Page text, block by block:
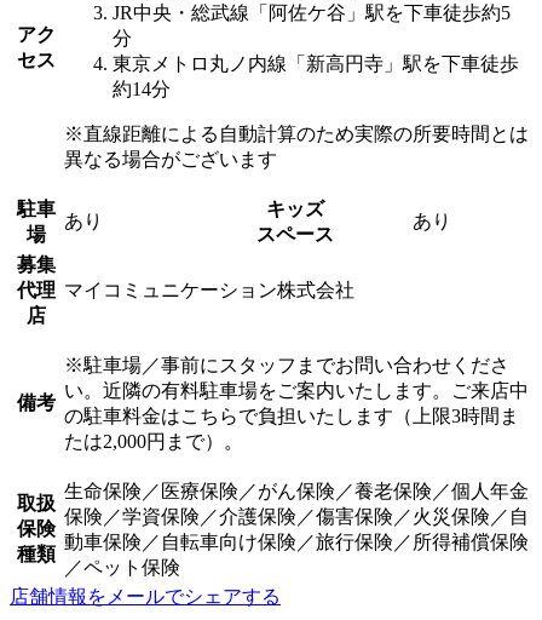
アク
セス
JR中央・総武線「阿佐ケ谷」駅を下車徒歩約5
分
東京メトロ丸ノ内線「新高円寺」駅を下車徒歩
約14分
※直線距離による自動計算のため実際の所要時間とは
異なる場合がございます
駐車
場
あり
キッズ
スペース
あり
募集
代理
店
マイコミュニケーション株式会社
備考
※駐車場／事前にスタッフまでお問い合わせくださ
い。近隣の有料駐車場をご案内いたします。ご来店中
の駐車料金はこちらで負担いたします（上限3時間ま
たは2,000円まで）。
取扱
保険
種類
生命保険／医療保険／がん保険／養老保険／個人年金
保険／学資保険／介護保険／傷害保険／火災保険／自
動車保険／自転車向け保険／旅行保険／所得補償保険
／ペット保険
店舗情報をメールでシェアする